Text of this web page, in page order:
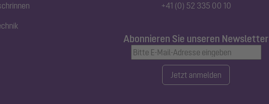
+41 (0) 52 335 00 10
Abonnieren Sie unseren Newsletter
Jetzt anmelden